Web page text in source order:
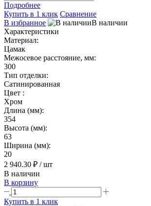
Подробнее
Купить в 1 клик Сравнение
В избранное
В наличии
Характеристики
Материал:
Цамак
Межосевое расстояние, мм:
300
Тип отделки:
Сатинированная
Цвет :
Хром
Длина (мм):
354
Высота (мм):
63
Ширина (мм):
20
2 940.30 ₽ / шт
В наличии
В корзину
Купить в 1 клик